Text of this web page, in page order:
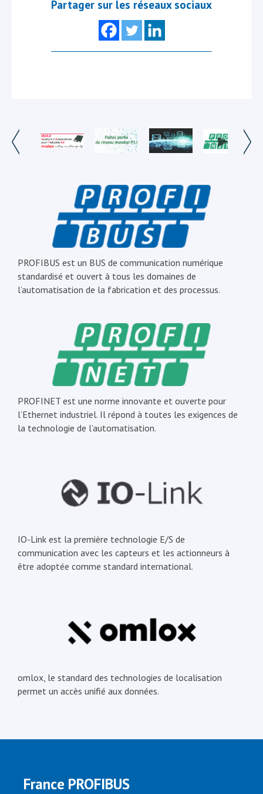
Partager sur les réseaux sociaux
PROFIBUS est un BUS de communication numérique
standardisé et ouvert à tous les domaines de
l’automatisation de la fabrication et des processus.
PROFINET est une norme innovante et ouverte pour
l’Ethernet industriel. Il répond à toutes les exigences de
la technologie de l’automatisation.
IO-Link est la première technologie E/S de
communication avec les capteurs et les actionneurs à
être adoptée comme standard international.
omlox, le standard des technologies de localisation
permet un accès unifié aux données.
France PROFIBUS